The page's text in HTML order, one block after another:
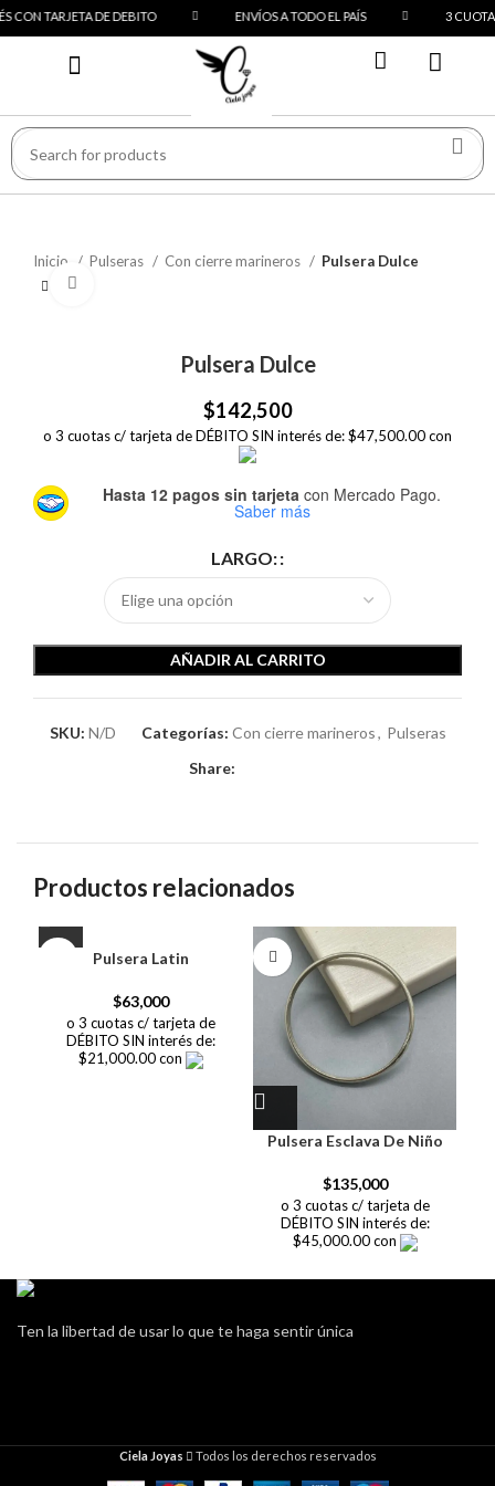
CON TARJETA DE DEBITO ENVÍOS A TODO EL PAÍS 3
Inicio Pulseras Con cierre marineros Pulsera Dulce
Pulsera Dulce
$142,500
o 3 cuotas c/ tarjeta de DÉBITO SIN interés de: $47,500.00 con
Hasta 12 pagos sin tarjeta con Mercado Pago.
Saber más
LARGO:
AÑADIR AL CARRITO
SKU: N/D Categorías: Con cierre marineros, Pulseras
Share:
Productos relacionados
Pulsera Latin
$63,000
o 3 cuotas c/ tarjeta de
DÉBITO SIN interés de:
$21,000.00 con
Pulsera Esclava De Niño
$135,000
o 3 cuotas c/ tarjeta de
DÉBITO SIN interés de:
$45,000.00 con
Ten la libertad de usar lo que te haga sentir única
Ciela Joyas Todos los derechos reservados